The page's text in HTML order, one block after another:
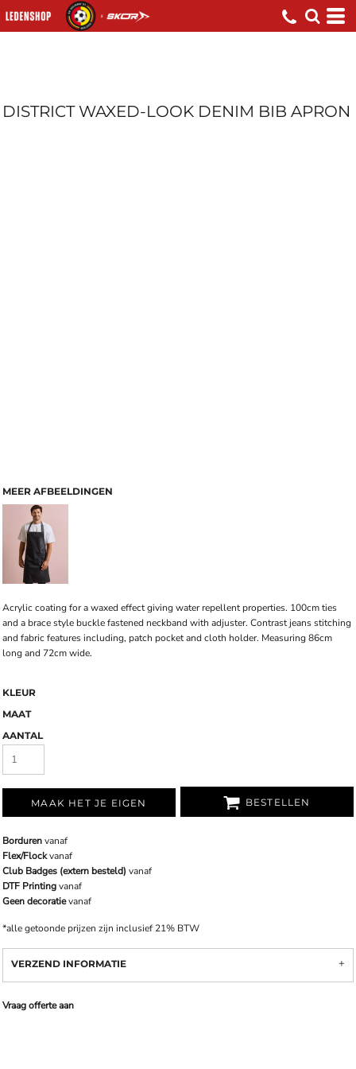
DISTRICT WAXED-LOOK DENIM BIB APRON
MEER AFBEELDINGEN
Acrylic coating for a waxed effect giving water repellent properties. 100cm ties
and a brace style buckle fastened neckband with adjuster. Contrast jeans stitching
and fabric features including, patch pocket and cloth holder. Measuring 86cm
long and 72cm wide.
KLEUR
MAAT
AANTAL
MAAK HET JE EIGEN BESTELLEN
Bordurenvanaf
Flex/Flockvanaf
Club Badges (extern besteld) vanaf
DTF Printingvanaf
Geen decoratievanaf
*alle getoonde prijzen zijn inclusief 21% BTW
VERZEND INFORMATIE
Vraag offerte aan